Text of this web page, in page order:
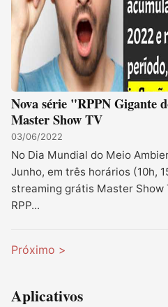
Nova série "RPPN Gigante
Master Show TV
03/06/2022
No Dia Mundial do Meio
Junho, em três horários (10h,
streaming grátis Master Show
RPP...
Próximo >
Aplicativos